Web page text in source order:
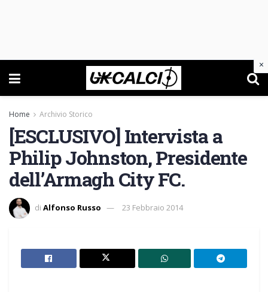
Home Archivio Storico
[ESCLUSIVO] Intervista a
Philip Johnston, Presidente
dell’Armagh City FC.
di Alfonso Russo 23 Febbraio 2014
×